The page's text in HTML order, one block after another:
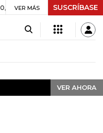
UVR $ 416,91 +$ 0,05 +0,01%
VER MÁS SUSCRÍBASE
VER AHORA
VER AHORA